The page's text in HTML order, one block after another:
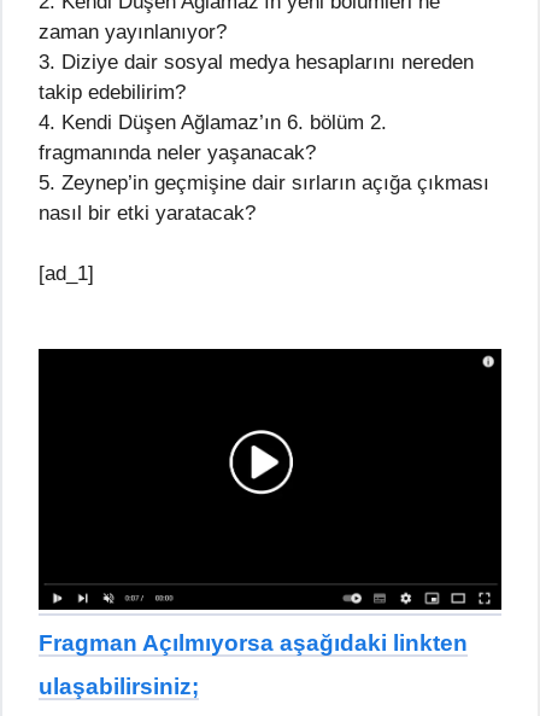
zaman yayınlanıyor?
3. Diziye dair sosyal medya hesaplarını nereden
takip edebilirim?
4. Kendi Düşen Ağlamaz’ın 6. bölüm 2.
fragmanında neler yaşanacak?
5. Zeynep’in geçmişine dair sırların açığa çıkması
nasıl bir etki yaratacak?
[ad_1]
Fragman Açılmıyorsa aşağıdaki linkten
ulaşabilirsiniz;